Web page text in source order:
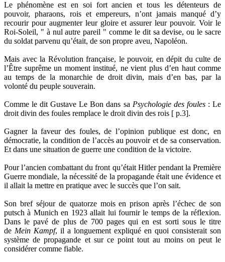
Le phénomène est en soi fort ancien et tous les détenteurs de
pouvoir, pharaons, rois et empereurs, n’ont jamais manqué d’y
recourir pour augmenter leur gloire et assurer leur pouvoir. Voir le
Roi-Soleil, " à nul autre pareil " comme le dit sa devise, ou le sacre
du soldat parvenu qu’était, de son propre aveu, Napoléon.
Mais avec la Révolution française, le pouvoir, en dépit du culte de
l’Être suprême un moment institué, ne vient plus d’en haut comme
au temps de la monarchie de droit divin, mais d’en bas, par la
volonté du peuple souverain.
Comme le dit Gustave Le Bon dans sa Psychologie des foules: Le
droit divin des foules remplace le droit divin des rois [ p.3].
Gagner la faveur des foules, de l’opinion publique est donc, en
démocratie, la condition de l’accès au pouvoir et de sa conservation.
Et dans une situation de guerre une condition de la victoire.
Pour l’ancien combattant du front qu’était Hitler pendant la Première
Guerre mondiale, la nécessité de la propagande était une évidence et
il allait la mettre en pratique avec le succès que l’on sait.
Son bref séjour de quatorze mois en prison après l’échec de son
putsch à Munich en 1923 allait lui fournir le temps de la réflexion.
Dans le pavé de plus de 700 pages qui en est sorti sous le titre
de Mein Kampf, il a longuement expliqué en quoi consisterait son
système de propagande et sur ce point tout au moins on peut le
considérer comme fiable.